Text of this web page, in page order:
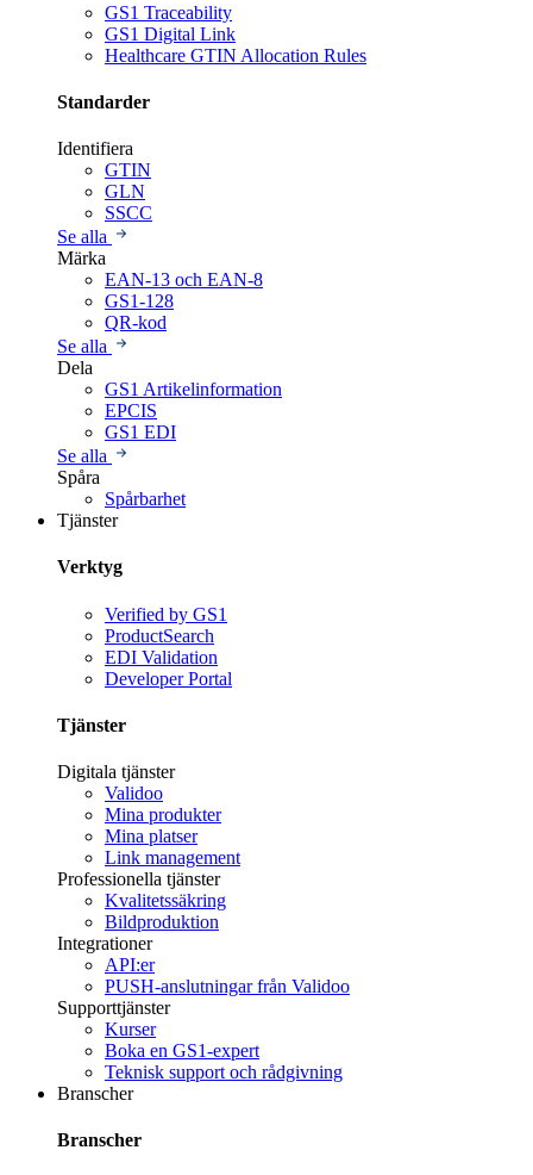
GS1 Traceability
GS1 Digital Link
Healthcare GTIN Allocation Rules
Standarder
Identifiera
GTIN
GLN
SSCC
Se alla
Märka
EAN-13 och EAN-8
GS1-128
QR-kod
Se alla
Dela
GS1 Artikelinformation
EPCIS
GS1 EDI
Se alla
Spåra
Spårbarhet
Tjänster
Verktyg
Verified by GS1
ProductSearch
EDI Validation
Developer Portal
Tjänster
Digitala tjänster
Validoo
Mina produkter
Mina platser
Link management
Professionella tjänster
Kvalitetssäkring
Bildproduktion
Integrationer
API:er
PUSH-anslutningar från Validoo
Supporttjänster
Kurser
Boka en GS1-expert
Teknisk support och rådgivning
Branscher
Branscher